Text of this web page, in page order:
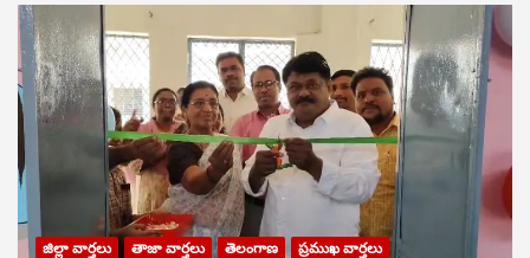
జిల్లా వార్తలు తాజా వార్తలు తెలంగాణ
ప్రముఖ వార్తలు